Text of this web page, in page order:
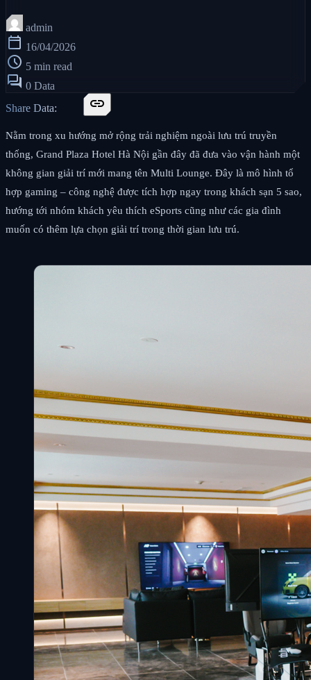
admin
calendar_today 16/04/2026
schedule 5 min read
forum 0 Data
Share Data:
link
Nằm trong xu hướng mở rộng trải nghiệm ngoài lưu trú truyền
thống, Grand Plaza Hotel Hà Nội gần đây đã đưa vào vận hành một
không gian giải trí mới mang tên Multi Lounge. Đây là mô hình tổ
hợp gaming – công nghệ được tích hợp ngay trong khách sạn 5 sao,
hướng tới nhóm khách yêu thích eSports cũng như các gia đình
muốn có thêm lựa chọn giải trí trong thời gian lưu trú.